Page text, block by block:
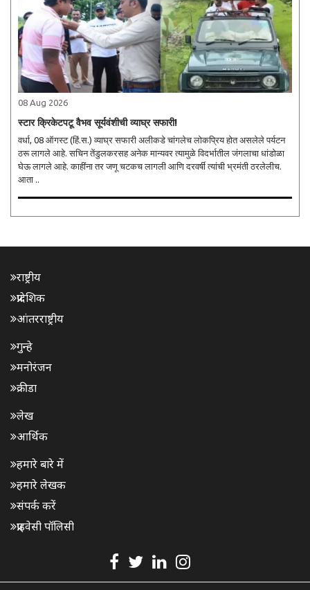
08 Aug 2026
स्टार क्रिकेटपटू वैभव सूर्यवंशीची व्याघ्र सफारी!
वर्धा, 08 ऑगस्ट (हिं.स.) व्याघ्र सफारी अलीकडे चांगलेच लोकप्रिय होत असलेले पर्यटन
ठरू लागले आहे. सचिन तेंडुलकरसह अनेक मान्यवर त्यामुळे विदर्भातील जंगलाचा धांडोळा
घेऊ लागले आहे. काहींना तर जणू चटकच लागली आणि दरवर्षी त्यांची भ्रमंती ठरलेलीच.
आता ..
राष्ट्रीय
प्रादेशिक
आंतरराष्ट्रीय
गुन्हे
मनोरंजन
क्रीडा
लेख
आर्थिक
हमारे बारे में
हमारे लेखक
संपर्क करें
प्राइवेसी पॉलिसी